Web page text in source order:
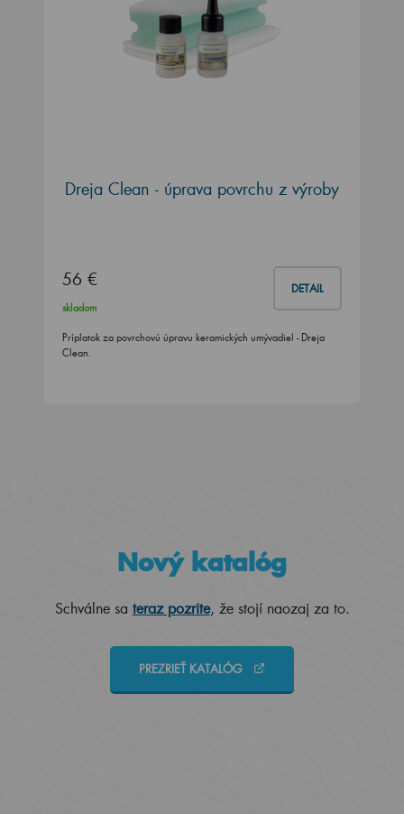
Dreja Clean - úprava povrchu z výroby
56 € DETAIL
skladom
Príplatok za povrchovú úpravu keramických umývadiel - Dreja
Clean.
Nový katalóg
Schválne sa teraz pozrite, že stojí naozaj za to.
PREZRIEŤ KATALÓG